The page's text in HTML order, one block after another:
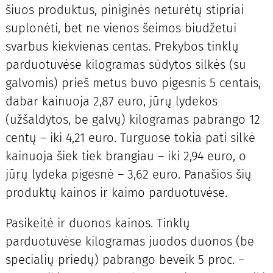
šiuos produktus, piniginės neturėtų stipriai
suplonėti, bet ne vienos šeimos biudžetui
svarbus kiekvienas centas. Prekybos tinklų
parduotuvėse kilogramas sūdytos silkės (su
galvomis) prieš metus buvo pigesnis 5 centais,
dabar kainuoja 2,87 euro, jūrų lydekos
(užšaldytos, be galvų) kilogramas pabrango 12
centų – iki 4,21 euro. Turguose tokia pati silkė
kainuoja šiek tiek brangiau – iki 2,94 euro, o
jūrų lydeka pigesnė – 3,62 euro. Panašios šių
produktų kainos ir kaimo parduotuvėse.
Pasikeitė ir duonos kainos. Tinklų
parduotuvėse kilogramas juodos duonos (be
specialių priedų) pabrango beveik 5 proc. –